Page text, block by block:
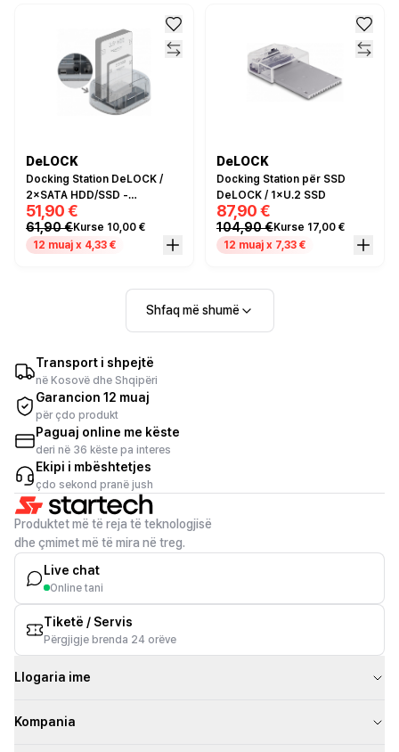
DeLOCK
Docking Station DeLOCK /
2×SATA HDD/SSD -
Transparente
51,90 €
61,90 €Kurse 10,00 €
12 muaj x 4,33 €
DeLOCK
Docking Station për SSD
DeLOCK / 1×U.2 SSD
87,90 €
104,90 €Kurse 17,00 €
12 muaj x 7,33 €
Shfaq më shumë
Transport i shpejtë
në Kosovë dhe Shqipëri
Garancion 12 muaj
për çdo produkt
Paguaj online me këste
deri në 36 këste pa interes
Ekipi i mbështetjes
çdo sekond pranë jush
Produktet më të reja të teknologjisë
dhe çmimet më të mira në treg.
Live chat
Online tani
Tiketë / Servis
Përgjigje brenda 24 orëve
Llogaria ime
Kompania